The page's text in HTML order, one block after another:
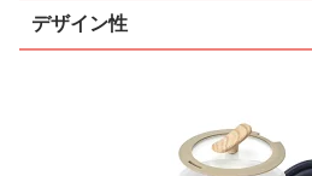
デザイン性